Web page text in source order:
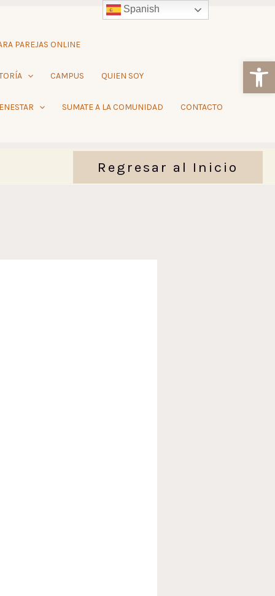
PAREJAS ONLINE
CAMPUS QUIEN SOY
SUMATE A LA COMUNIDAD CONTACTO
Regresar al Inicio
Spanish